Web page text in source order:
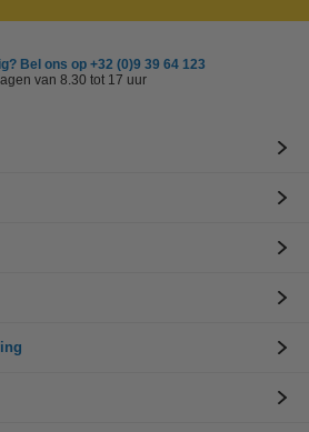
Bel ons op +32 (0)9 39 64 123
van 8.30 tot 17 uur